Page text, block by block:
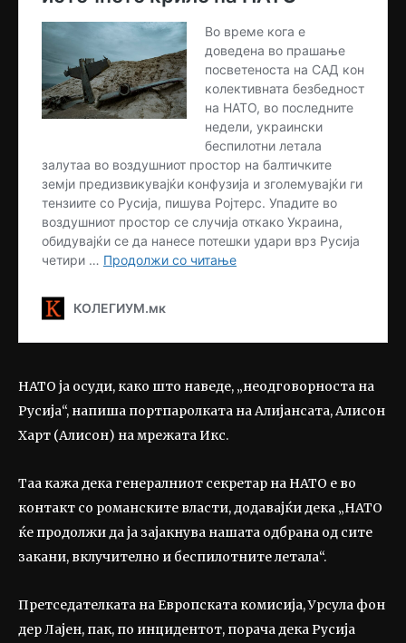
НАТО ја осуди, како што наведе, „неодговорноста на
Русија“, напиша портпаролката на Алијансата, Алисон
Харт (Алисон) на мрежата Икс.
Таа кажа дека генералниот секретар на НАТО е во
контакт со романските власти, додавајќи дека „НАТО
ќе продолжи да ја зајакнува нашата одбрана од сите
закани, вклучително и беспилотните летала“.
Претседателката на Европската комисија, Урсула фон
дер Лајен, пак, по инцидентот, порача дека Русија